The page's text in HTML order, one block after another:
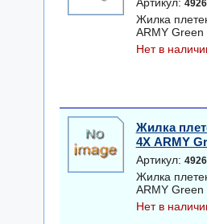
Жилка
ARMY Green
Нет в
Жилка
4Х ARMY
Артикул:
Жилка
ARMY Green
Нет в